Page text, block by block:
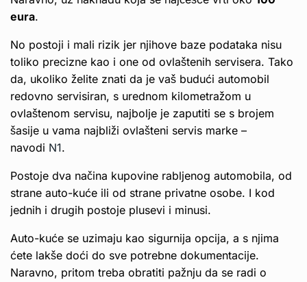
eura.
No postoji i mali rizik jer njihove baze podataka nisu
toliko precizne kao i one od ovlaštenih servisera. Tako
da, ukoliko želite znati da je vaš budući automobil
redovno servisiran, s urednom kilometražom u
ovlaštenom servisu, najbolje je zaputiti se s brojem
šasije u vama najbliži ovlašteni servis marke –
navodi N1.
Postoje dva načina kupovine rabljenog automobila, od
strane auto-kuće ili od strane privatne osobe. I kod
jednih i drugih postoje plusevi i minusi.
Auto-kuće se uzimaju kao sigurnija opcija, a s njima
ćete lakše doći do sve potrebne dokumentacije.
Naravno, pritom treba obratiti pažnju da se radi o